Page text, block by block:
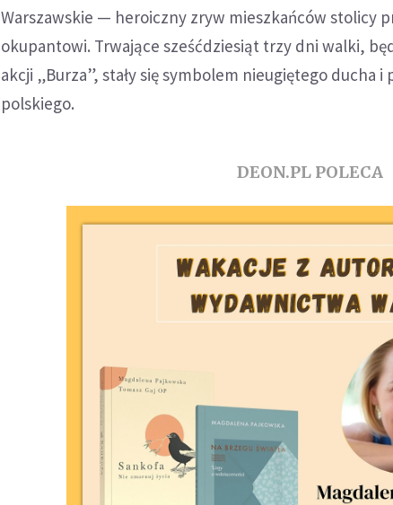
Warszawskie — heroiczny zryw mieszkańców stolicy
okupantowi. Trwające sześćdziesiąt trzy dni walki,
akcji „Burza”, stały się symbolem nieugiętego ducha
polskiego.
DEON.PL POLECA